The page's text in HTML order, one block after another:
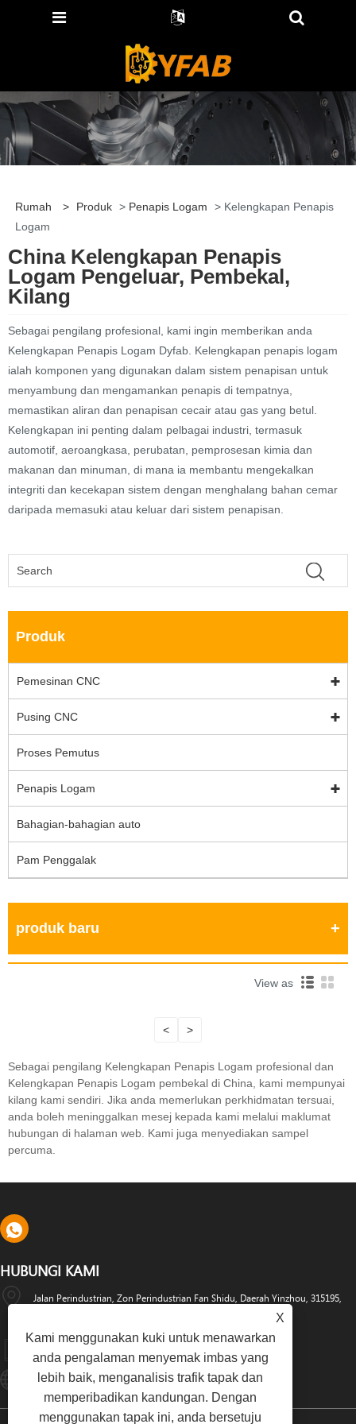
Rumah > Produk > Penapis Logam
> Kelengkapan Penapis
Logam
China Kelengkapan Penapis
Logam Pengeluar, Pembekal,
Kilang
Sebagai pengilang profesional, kami ingin memberikan anda
Kelengkapan Penapis Logam Dyfab. Kelengkapan penapis logam
ialah komponen yang digunakan dalam sistem penapisan untuk
menyambung dan mengamankan penapis di tempatnya,
memastikan aliran dan penapisan cecair atau gas yang betul.
Kelengkapan ini penting dalam pelbagai industri, termasuk
automotif, aeroangkasa, perubatan, pemprosesan kimia dan
makanan dan minuman, di mana ia membantu mengekalkan
integriti dan kecekapan sistem dengan menghalang bahan cemar
daripada memasuki atau keluar dari sistem penapisan.
Produk
Pemesinan CNC
Pusing CNC
Proses Pemutus
Penapis Logam
Bahagian-bahagian auto
Pam Penggalak
produk baru
View as
< >
Sebagai pengilang Kelengkapan Penapis Logam profesional dan
Kelengkapan Penapis Logam pembekal di China, kami mempunyai
kilang kami sendiri. Jika anda memerlukan perkhidmatan tersuai,
anda boleh meninggalkan mesej kepada kami melalui maklumat
hubungan di halaman web. Kami juga menyediakan sampel
percuma.
HUBUNGI KAMI
Jalan Perindustrian, Zon Perindustrian Fan Shidu, Daerah Yinzhou, 315195,
+86-574-88486629
Info@dyfab-Industry.com
X
Kami menggunakan kuki untuk menawarkan
anda pengalaman menyemak imbas yang
lebih baik, menganalisis trafik tapak dan
memperibadikan kandungan. Dengan
menggunakan tapak ini, anda bersetuju